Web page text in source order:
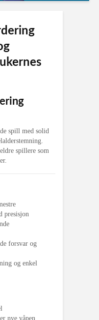
spill med solid
spillere som
presisjon
forsvar og
og enkel
nye våpen